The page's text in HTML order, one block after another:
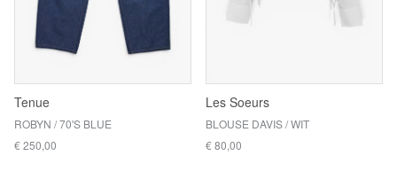
Tenue
ROBYN / 70'S BLUE
€ 250,00
Les Soeurs
BLOUSE DAVIS / WIT
€ 80,00